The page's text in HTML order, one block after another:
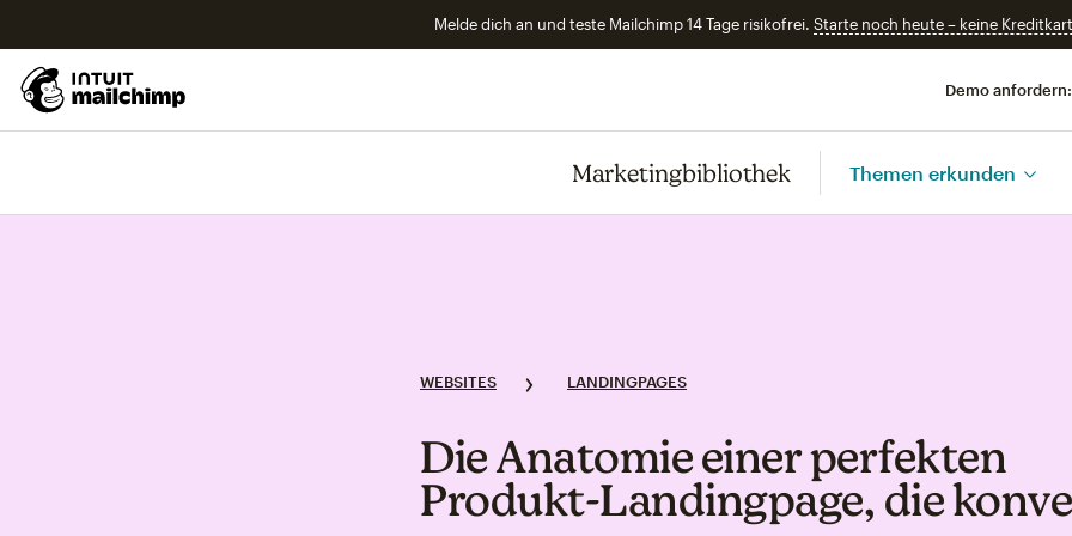
Melde dich an und teste Mailchimp 14 Tage risikofrei. Starte noch heute – keine
Demo anfordern:
Marketingbibliothek Themen erkunden
WEBSITES LANDINGPAGES
Die Anatomie einer perfekten
Produkt‑Landingpage, die